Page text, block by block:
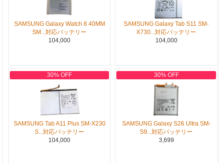
SAMSUNG Galaxy Watch 8 40MM
SM...対応バッテリー
104,000
SAMSUNG Galaxy Tab S11 SM-
X730...対応バッテリー
104,000
30% OFF
SAMSUNG Tab A11 Plus SM-X230
S...対応バッテリー
104,000
30% OFF
SAMSUNG Galaxy S26 Ultra SM-
S9...対応バッテリー
3,699